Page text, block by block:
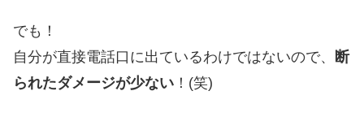
でも！
自分が直接電話口に出ているわけではないので、 断
られたダメージが少ない ！(笑)